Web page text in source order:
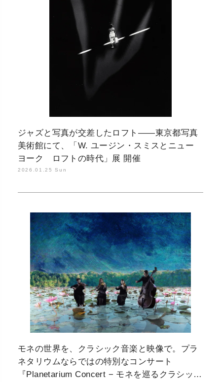
ジャズと写真が交差したロフト――東京都写真
美術館にて、「W. ユージン・スミスとニュー
ヨーク ロフトの時代」展 開催
2026.01.25 Sun
モネの世界を、クラシック音楽と映像で。プラ
ネタリウムならではの特別なコンサート
『Planetarium Concert − モネを巡るクラシック